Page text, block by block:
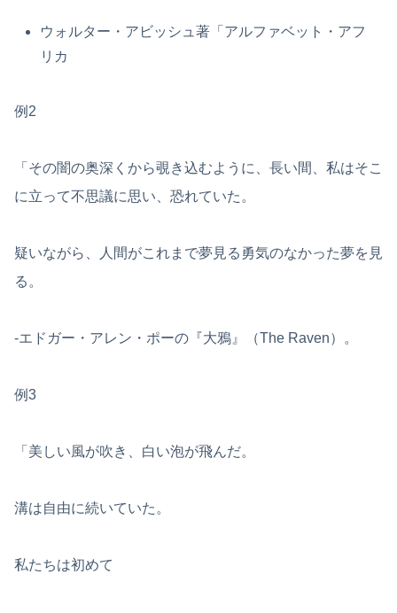
ウォルター・アビッシュ著「アルファベット・アフ
リカ
例2
「その闇の奥深くから覗き込むように、長い間、私はそこ
に立って不思議に思い、恐れていた。
疑いながら、人間がこれまで夢見る勇気のなかった夢を見
る。
-エドガー・アレン・ポーの『大鴉』（The Raven）。
例3
「美しい風が吹き、白い泡が飛んだ。
溝は自由に続いていた。
私たちは初めて